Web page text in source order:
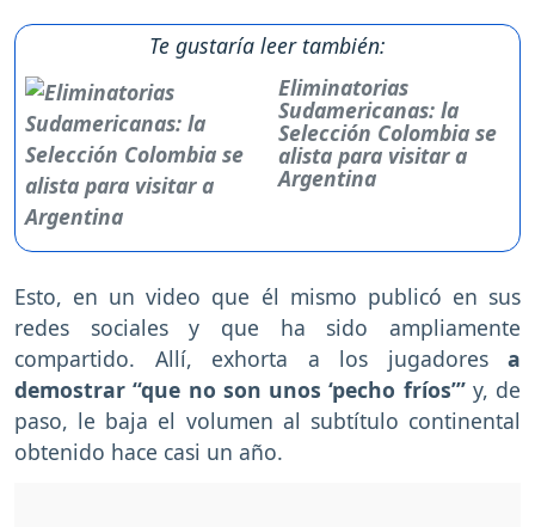
Te gustaría leer también:
Eliminatorias
Sudamericanas: la
Selección Colombia se
alista para visitar a
Argentina
Esto, en un video que él mismo publicó en sus
redes sociales y que ha sido ampliamente
compartido. Allí, exhorta a los jugadores a
demostrar “que no son unos ‘pecho fríos’”y, de
paso, le baja el volumen al subtítulo continental
obtenido hace casi un año.